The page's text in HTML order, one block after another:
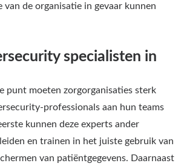
van de organisatie in gevaar kunnen
specialisten in
punt moeten zorgorganisaties sterk
professionals aan hun teams
kunnen deze experts ander
en trainen in het juiste gebruik van
van patiëntgegevens. Daarnaast